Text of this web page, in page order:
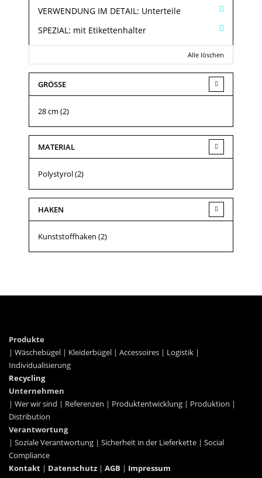
VERWENDUNG IM DETAIL: Unterteile
SPEZIAL: mit Etikettenhalter
Alle löschen
GRÖSSE
28 cm (2)
MATERIAL
Polystyrol(2)
HAKEN
Kunststoffhaken (2)
Produkte
| Wäschebügel | Kleiderbügel | Accessoires | Logistik |
Individualisierung
Recycling
Unternehmen
| Wer wir sind | Referenzen | Produktentwicklung | Produktion |
Distribution
Verantwortung
| Soziale Verantwortung | Sicherheit in der Lieferkette | Social
Compliance
Kontakt | Datenschutz | AGB | Impressum